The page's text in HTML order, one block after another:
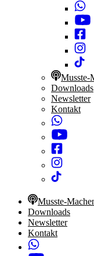
Musste-
Downloads
Newsletter
Kontakt
Musste-
Downloads
Newsletter
Kontakt